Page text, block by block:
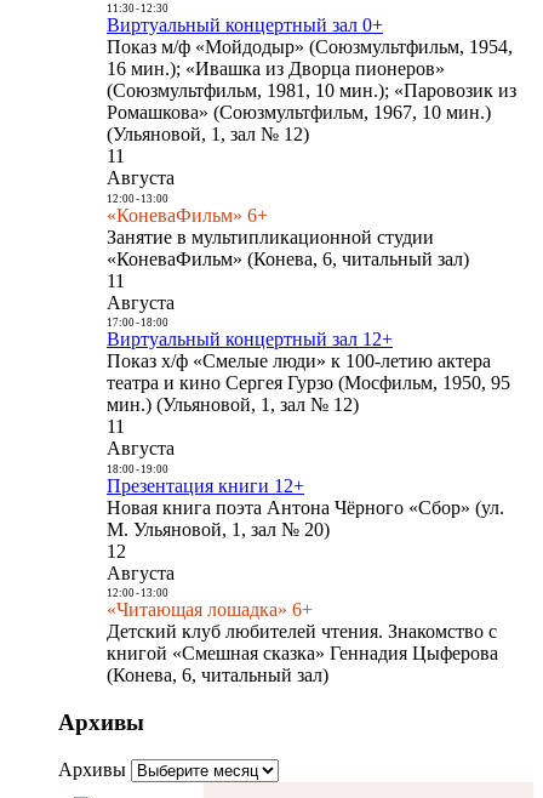
11:30- 12:30
Виртуальный концертный зал 0+
Показ м/ф «Мойдодыр» (Союзмультфильм, 1954,
16 мин.); «Ивашка из Дворца пионеров»
(Союзмультфильм, 1981, 10 мин.); «Паровозик из
Ромашкова» (Союзмультфильм, 1967, 10 мин.)
(Ульяновой, 1, зал № 12)
11
Августа
12:00- 13:00
«КоневаФильм» 6+
Занятие в мультипликационной студии
«КоневаФильм» (Конева, 6, читальный зал)
11
Августа
17:00- 18:00
Виртуальный концертный зал 12+
Показ х/ф «Смелые люди» к 100-летию актера
театра и кино Сергея Гурзо (Мосфильм, 1950, 95
мин.) (Ульяновой, 1, зал № 12)
11
Августа
18:00- 19:00
Презентация книги 12+
Новая книга поэта Антона Чёрного «Сбор» (ул.
М. Ульяновой, 1, зал № 20)
12
Августа
12:00- 13:00
«Читающая лошадка» 6+
Детский клуб любителей чтения. Знакомство с
книгой «Смешная сказка» Геннадия Цыферова
(Конева, 6, читальный зал)
Архивы
Архивы